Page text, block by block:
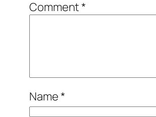
Comment*
Name*